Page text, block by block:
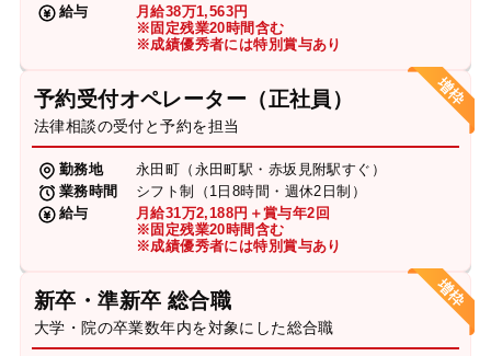
給与
月給38万1,563円
※固定残業20時間含む
※成績優秀者には特別賞与あり
予約受付オペレーター（正社員）
法律相談の受付と予約を担当
勤務地
永田町（永田町駅・赤坂見附駅すぐ）
業務時間
シフト制（1日8時間・週休2日制）
給与
月給31万2,188円＋賞与年2回
※固定残業20時間含む
※成績優秀者には特別賞与あり
新卒・準新卒 総合職
大学・院の卒業数年内を対象にした総合職